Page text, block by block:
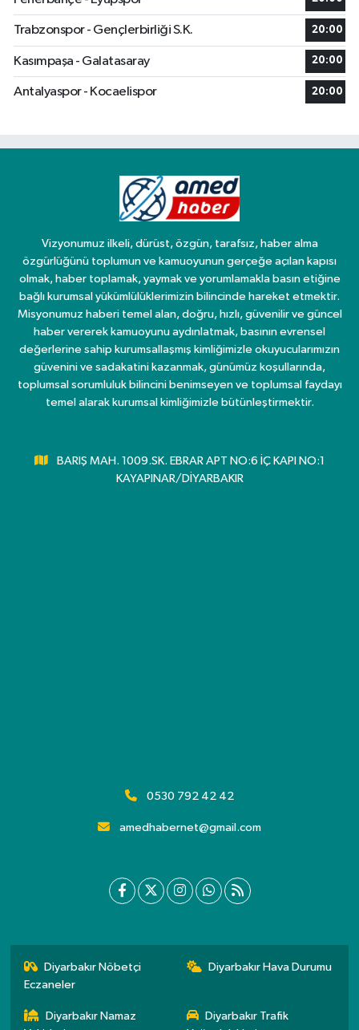
Trabzonspor - Gençlerbirliği S.K. 20:00
Kasımpaşa - Galatasaray 20:00
Antalyaspor - Kocaelispor 20:00
Vizyonumuz ilkeli, dürüst, özgün, tarafsız, haber alma
özgürlüğünü toplumun ve kamuoyunun gerçeğe açılan kapısı
olmak, haber toplamak, yaymak ve yorumlamakla basın etiğine
bağlı kurumsal yükümlülüklerimizin bilincinde hareket etmektir.
Misyonumuz haberi temel alan, doğru, hızlı, güvenilir ve güncel
haber vererek kamuoyunu aydınlatmak, basının evrensel
değerlerine sahip kurumsallaşmış kimliğimizle okuyucularımızın
güvenini ve sadakatini kazanmak, günümüz koşullarında,
toplumsal sorumluluk bilincini benimseyen ve toplumsal faydayı
temel alarak kurumsal kimliğimizle bütünleştirmektir.
BARIŞ MAH. 1009.SK. EBRAR APT NO:6 İÇ KAPI NO:1
KAYAPINAR/DİYARBAKIR
0530 792 42 42
amedhabernet@gmail.com
Diyarbakır Nöbetçi
Eczaneler
Diyarbakır Hava Durumu
Diyarbakır Namaz
Diyarbakır Trafik